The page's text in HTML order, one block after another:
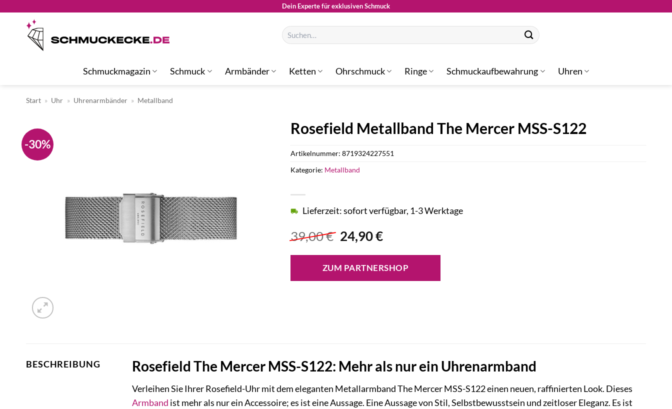
springen
Dein Experte für exklusiven Schmuck
Suchen
nach:
Schmuckmagazin Schmuck Armbänder Ketten Ohrschmuck Ringe Schmuckaufbewahrung Uhren
Start » Uhr » Uhrenarmbänder » Metallband
-30%
Rosefield Metallband The Mercer MSS-S122
39,00€ Ursprünglicher
Preis
war:
39,00 €
24,90€Aktueller
ist:
24,90 €.
Lieferzeit: sofort verfügbar, 1-3 Werktage
ZUM PARTNERSHOP
Artikelnummer:8719324227551
Kategorie: Metallband
BESCHREIBUNG Rosefield The Mercer MSS-S122: Mehr als nur ein Uhrenarmband
Verleihen Sie Ihrer Rosefield-Uhr mit dem eleganten Metallarmband The Mercer MSS-S122 einen neuen, raffinierten Look. Dieses
Armband ist mehr als nur ein Accessoire; es ist eine Aussage. Eine Aussage von Stil, Selbstbewusstsein und zeitloser Eleganz. Es ist